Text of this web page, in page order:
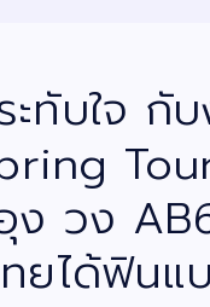
ะทับใจ กั
ง วง
ยได้ฟิน